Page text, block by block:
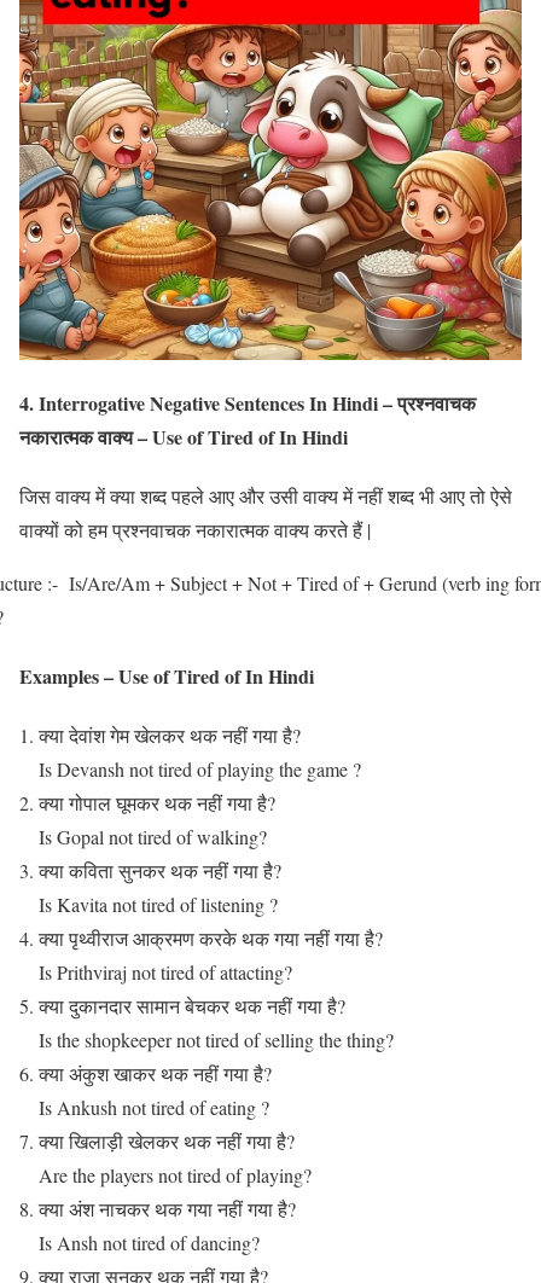
4. Interrogative Negative Sentences In Hindi – प्रश्नवाचक
नकारात्मक वाक्य – Use of Tired of In Hindi
जिस वाक्य में क्या शब्द पहले आए और उसी वाक्य में नहीं शब्द भी आए तो ऐसे
वाक्यों को हम प्रश्नवाचक नकारात्मक वाक्य करते हैं |
:- Is/Are/Am + Subject + Not + Tired of + Gerund (verb ing
Examples – Use of Tired of In Hindi
क्या देवांश गेम खेलकर थक नहीं गया है?
Is Devansh not tired of playing the game ?
क्या गोपाल घूमकर थक नहीं गया है?
Is Gopal not tired of walking?
क्या कविता सुनकर थक नहीं गया है?
Is Kavita not tired of listening ?
क्या पृथ्वीराज आक्रमण करके थक गया नहीं गया है?
Is Prithviraj not tired of attacting?
क्या दुकानदार सामान बेचकर थक नहीं गया है?
Is the shopkeeper not tired of selling the thing?
क्या अंकुश खाकर थक नहीं गया है?
Is Ankush not tired of eating ?
क्या खिलाड़ी खेलकर थक नहीं गया है?
Are the players not tired of playing?
क्या अंश नाचकर थक गया नहीं गया है?
Is Ansh not tired of dancing?
क्या राजा सुनकर थक नहीं गया है?